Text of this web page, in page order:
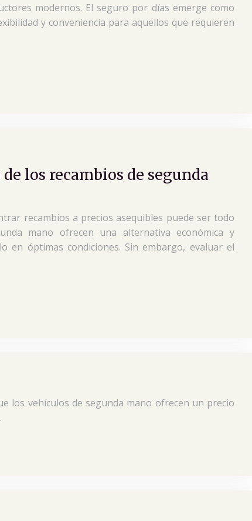
modernos. El seguro por días emerge como
y conveniencia para aquellos que requieren
los recambios de segunda
recambios a precios asequibles puede ser todo
mano ofrecen una alternativa económica y
en óptimas condiciones. Sin embargo, evaluar el
los vehículos de segunda mano ofrecen un precio